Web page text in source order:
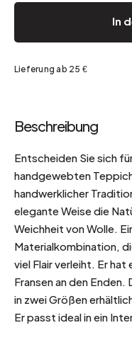
In
Lieferung ab 25 €
Beschreibung
Entscheiden Sie sich
handgewebten
handwerklicher
elegante Weise die
Weichheit von Wolle.
Materialkombination,
viel Flair verleiht. Er
Fransen an den
in zwei Größen
Er passt ideal in ein